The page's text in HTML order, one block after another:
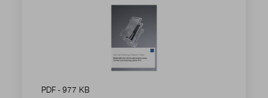
PDF - 977 KB